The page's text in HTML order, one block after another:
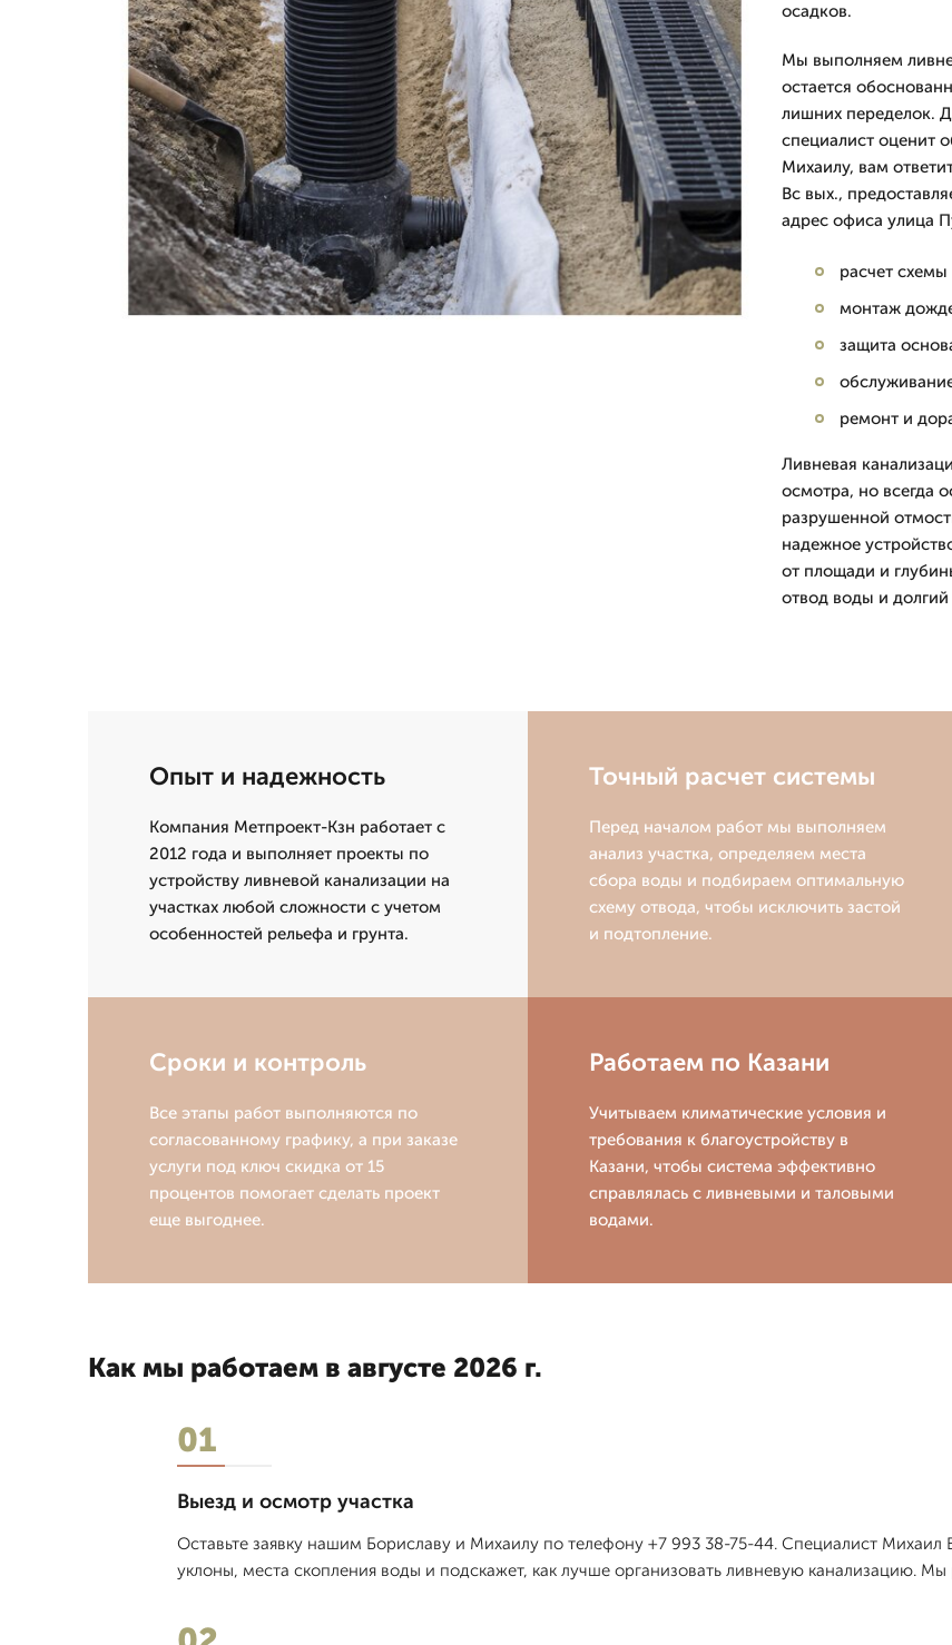
осадков.
Мы выполняем
остается
лишних переделок.
специалист оценит
Михаилу, вам
Вс вых.,
адрес офиса улица
расчет
монтаж
защита
ремонт и
Ливневая
осмотра, но всегда
разрушенной
надежное
от площади и
отвод воды и
Опыт и надежность
Компания Метпроект-Кзн работает с
2012 года и выполняет проекты по
устройству ливневой канализации на
участках любой сложности с учетом
особенностей рельефа и грунта.
Точный расчет системы
Перед началом работ мы выполняем
анализ участка, определяем места
сбора воды и подбираем оптимальную
схему отвода, чтобы исключить застой
и подтопление.
Сроки и контроль
Все этапы работ выполняются по
согласованному графику, а при заказе
услуги под ключ скидка от 15
процентов помогает сделать проект
еще выгоднее.
Работаем по Казани
Учитываем климатические условия и
требования к благоустройству в
Казани, чтобы система эффективно
справлялась с ливневыми и таловыми
водами.
Как мы работаем в августе 2026 г.
01
Выезд и осмотр участка
Оставьте заявку нашим Бориславу и Михаилу по телефону +7 993 38-75-44. Специалист
уклоны, места скопления воды и подскажет, как лучше организовать ливневую канализацию.